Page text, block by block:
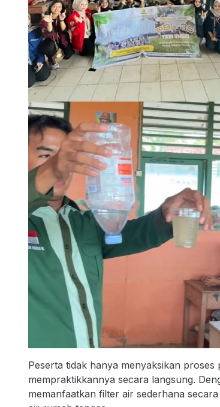
Peserta tidak hanya menyaksikan
mempraktikkannya secara langsung.
memanfaatkan filter air sederhana